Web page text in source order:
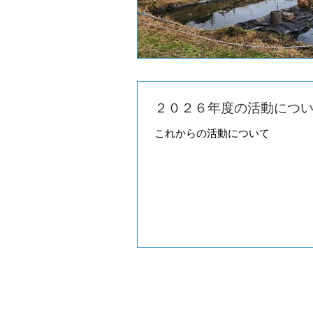
２０２６年度の活動につ
これからの活動について